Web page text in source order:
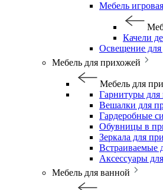
Мебель игровая
Качели
Освещение для
Мебель для прихожей
Мебель для
Гарнитуры для
Вешалки для
Гардеробные
Обувницы в
Зеркала для
Встраиваемые
Аксессуары
Мебель для ванной